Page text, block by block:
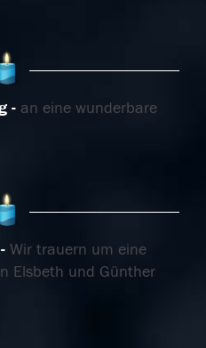
an eine wunderbare
Wir trauern um eine
Elsbeth und Günther